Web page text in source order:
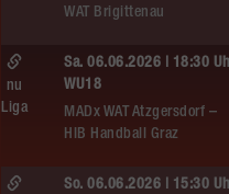
WAT Brigittenau
Sa. 06.06.2026 | 18:30
WU18
MADx WAT Atzgersdorf –
HIB Handball Graz
nu
Liga
So. 06.06.2026 | 15:30